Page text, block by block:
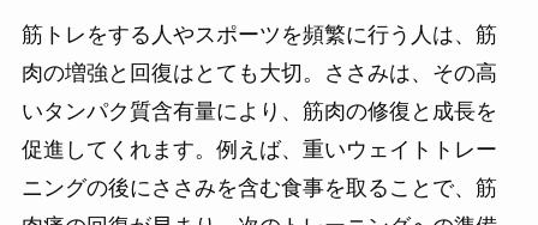
筋トレをする人やスポーツを頻繁に行う人は、筋
肉の増強と回復はとても大切。ささみは、その高
いタンパク質含有量により、筋肉の修復と成長を
促進してくれます。例えば、重いウェイトトレー
ニングの後にささみを含む食事を取ることで、筋